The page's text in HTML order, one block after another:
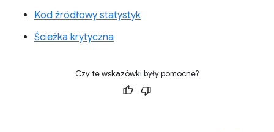
Kod źródłowy statystyk
Ścieżka krytyczna
Czy te wskazówki były pomocne?